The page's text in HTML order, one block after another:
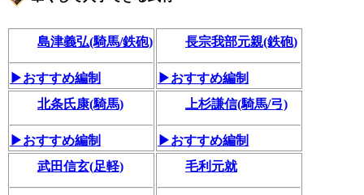
島津義弘(騎馬/鉄砲)
▶おすすめ編制
長宗我部元親(鉄砲)
▶おすすめ編制
北条氏康(騎馬)
▶おすすめ編制
上杉謙信(騎馬/弓)
▶おすすめ編制
武田信玄(足軽)
毛利元就